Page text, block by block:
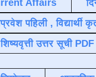
Affairs
पहिली , विद्यार्थी
शिष्यवृत्ती उत्तर सूची